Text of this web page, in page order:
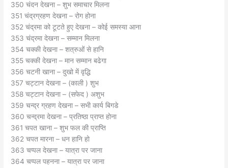
350 चंदन देखना – शुभ समाचार मिलना
351 चंद्रग्रहण देखना – रोग होना
352 चंद्रमा को टूटते हुए देखना – कोई समस्या आना
353 चंद्रमा देखना – सम्मान मिलना
354 चक्की देखना – शत्रुओं से हानि
355 चक्की देखना – मान सम्मान बढेगा
356 चटनी खाना – दुखो में वृद्धि
357 चट्टान देखना – (काली ) शुभ
358 चट्टान देखना – (सफेद ) अशुभ
359 चन्द्र ग्रहण देखना – सभी कार्य बिगडे
360 चन्द्रमा देखना – प्रतिष्ठा प्राप्त होना
361 चपत खाना – शुभ फल की प्राप्ति
362 चपत मारना – धन हानि हो
363 चप्पल देखना – यात्रा पर जाना
364 चप्पल पहनना – यात्रा पर जाना